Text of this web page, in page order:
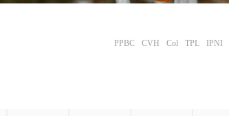
PPBC CVH Col TPL IPNI